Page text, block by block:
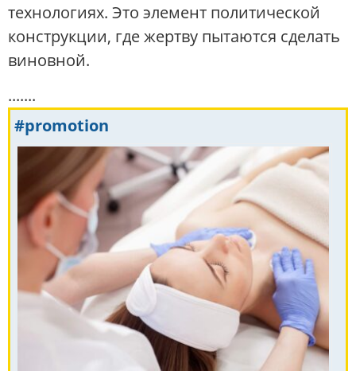
технологиях. Это элемент политической
конструкции, где жертву пытаются сделать
виновной.
.......
#promotion